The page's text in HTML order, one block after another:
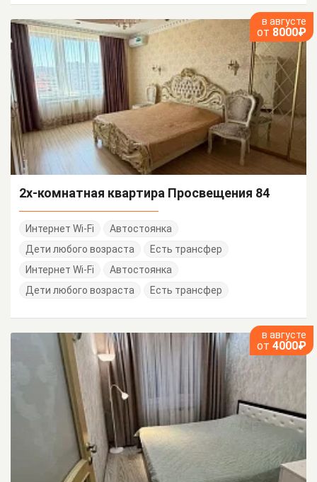
в августе
от 8000₽
2х-комнатная квартира Просвещения 84
Интернет Wi-Fi
Автостоянка
Дети любого возраста
Есть трансфер
Интернет Wi-Fi
Автостоянка
Дети любого возраста
Есть трансфер
в августе
от 4000₽